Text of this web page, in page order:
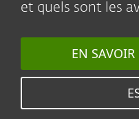
et quels sont les
EN SAVOIR